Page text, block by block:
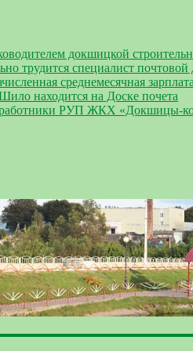
докшицкой
трудится специалист почтовой
среднемесячная
находится на Доске почета
РУП ЖКХ «Докшицы-